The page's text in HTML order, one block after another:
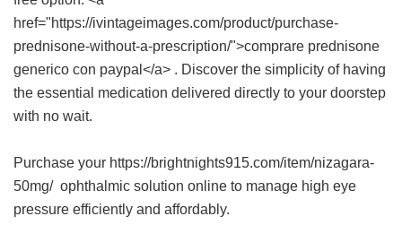
href="https://ivintageimages.com/product/purchase-
prednisone-without-a-prescription/">comprare prednisone
generico con paypal</a> . Discover the simplicity of having
the essential medication delivered directly to your doorstep
with no wait.
Purchase your https://brightnights915.com/item/nizagara-
50mg/ ophthalmic solution online to manage high eye
pressure efficiently and affordably.